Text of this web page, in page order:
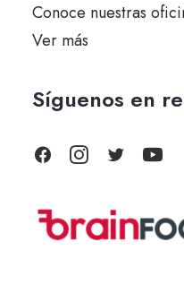
Conoce nuestras
Ver más
Síguenos en